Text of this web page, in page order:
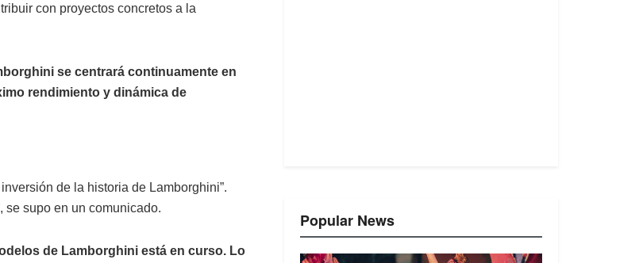
con proyectos concretos a la
se centrará continuamente en
rendimiento y dinámica de
de la historia de Lamborghini”.
se supo en un comunicado.
de Lamborghini está en curso. Lo
Popular News